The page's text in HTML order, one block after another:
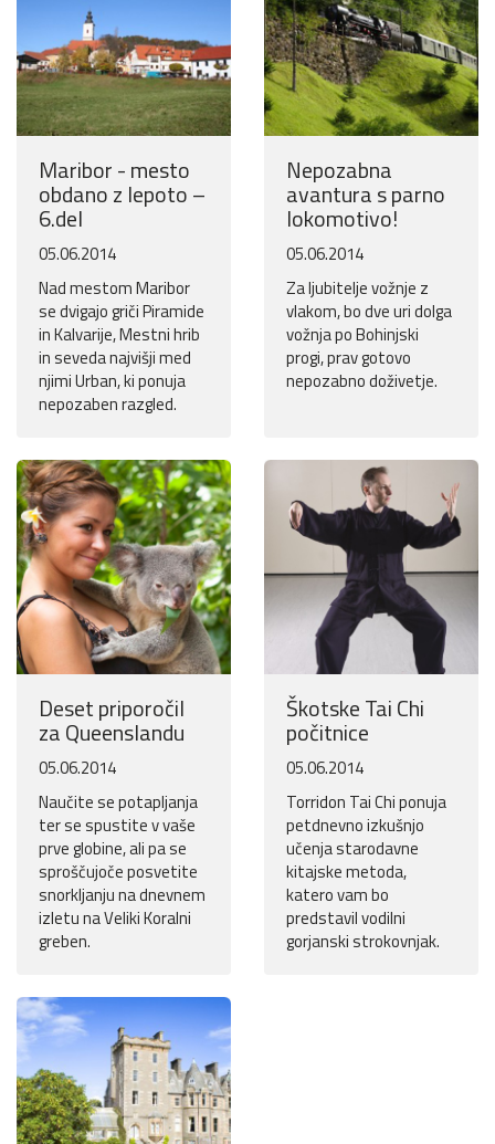
Maribor - mesto
obdano z lepoto –
6.del
05.06.2014
Nad mestom Maribor
se dvigajo griči Piramide
in Kalvarije, Mestni hrib
in seveda najvišji med
njimi Urban, ki ponuja
nepozaben razgled.
Nepozabna
avantura s parno
lokomotivo!
05.06.2014
Za ljubitelje vožnje z
vlakom, bo dve uri dolga
vožnja po Bohinjski
progi, prav gotovo
nepozabno doživetje.
Deset priporočil
za Queenslandu
05.06.2014
Naučite se potapljanja
ter se spustite v vaše
prve globine, ali pa se
sproščujoče posvetite
snorkljanju na dnevnem
izletu na Veliki Koralni
greben.
Škotske Tai Chi
počitnice
05.06.2014
Torridon Tai Chi ponuja
petdnevno izkušnjo
učenja starodavne
kitajske metoda,
katero vam bo
predstavil vodilni
gorjanski strokovnjak.